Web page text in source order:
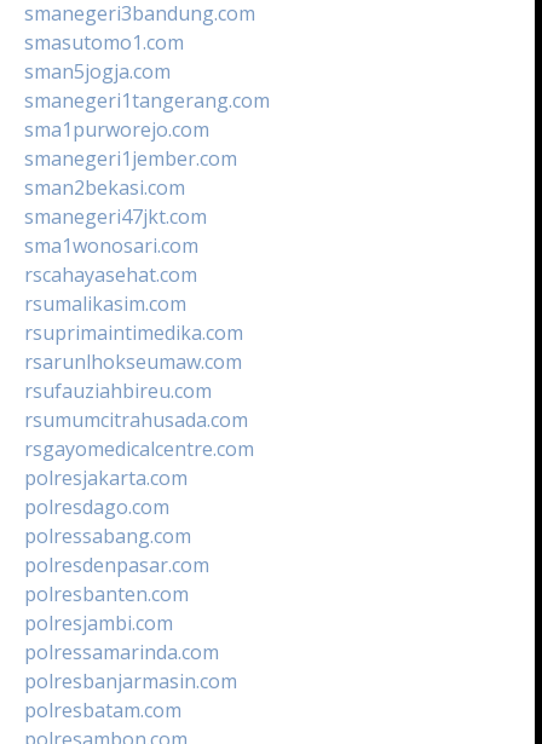
smanegeri3bandung.com
smasutomo1.com
sman5jogja.com
smanegeri1tangerang.com
sma1purworejo.com
smanegeri1jember.com
sman2bekasi.com
smanegeri47jkt.com
sma1wonosari.com
rscahayasehat.com
rsumalikasim.com
rsuprimaintimedika.com
rsarunlhokseumaw.com
rsufauziahbireu.com
rsumumcitrahusada.com
rsgayomedicalcentre.com
polresjakarta.com
polresdago.com
polressabang.com
polresdenpasar.com
polresbanten.com
polresjambi.com
polressamarinda.com
polresbanjarmasin.com
polresbatam.com
polresambon.com